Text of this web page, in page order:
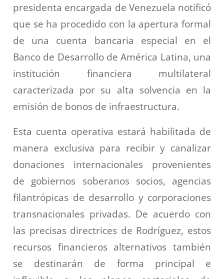
presidenta encargada de Venezuela notificó
que se ha procedido con la apertura formal
de una cuenta bancaria especial en el
Banco de Desarrollo de América Latina, una
institución financiera multilateral
caracterizada por su alta solvencia en la
emisión de bonos de infraestructura.
Esta cuenta operativa estará habilitada de
manera exclusiva para recibir y canalizar
donaciones internacionales provenientes
de gobiernos soberanos socios, agencias
filantrópicas de desarrollo y corporaciones
transnacionales privadas. De acuerdo con
las precisas directrices de Rodríguez, estos
recursos financieros alternativos también
se destinarán de forma principal e